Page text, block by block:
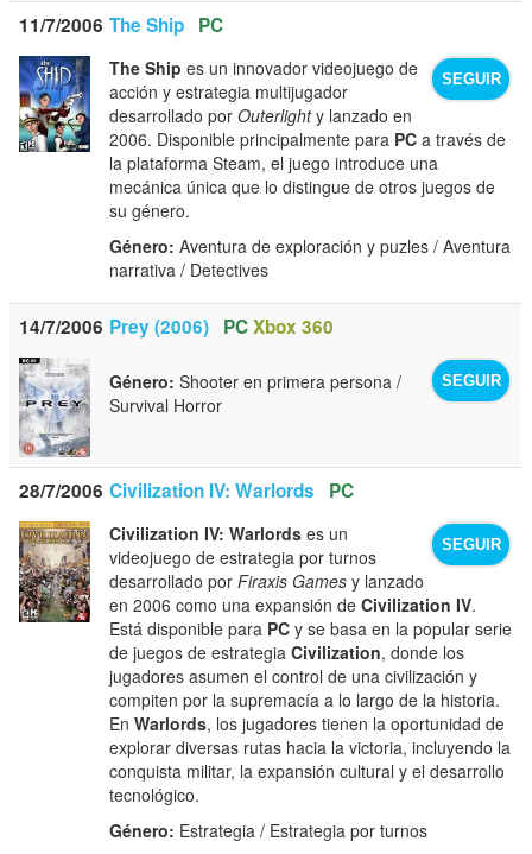
11/7/2006 The Ship PC
SEGUIR
The Ship es un innovador videojuego de
acción y estrategia multijugador
desarrollado porOuterlighty lanzado en
2006. Disponible principalmente para PC a través de
la plataforma Steam, el juego introduce una
mecánica única que lo distingue de otros juegos de
su género.
Género: Aventura de exploración y puzles / Aventura
narrativa / Detectives
14/7/2006 Prey (2006) PCXbox 360
SEGUIR
Género: Shooter en primera persona /
Survival Horror
28/7/2006 Civilization IV: Warlords PC
SEGUIR
Civilization IV: Warlords es un
videojuego de estrategia por turnos
desarrollado porFiraxis Games y lanzado
en 2006 como una expansión deCivilization IV.
Está disponible para PC y se basa en la popular serie
de juegos de estrategiaCivilization, donde los
jugadores asumen el control de una civilización y
compiten por la supremacía a lo largo de la historia.
EnWarlords, los jugadores tienen la oportunidad de
explorar diversas rutas hacia la victoria, incluyendo la
conquista militar, la expansión cultural y el desarrollo
tecnológico.
Género: Estrategia / Estrategia por turnos